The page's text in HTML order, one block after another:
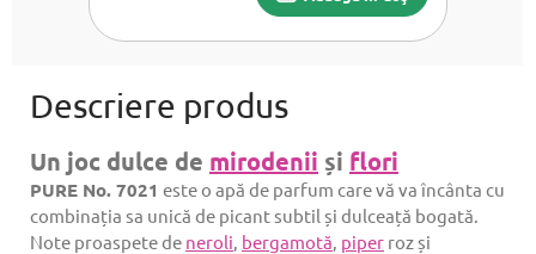
Un joc dulce de mirodenii și flori
PURE No. 7021 este o apă de parfum care vă va încânta cu
combinația sa unică de picant subtil și dulceață bogată.
Note proaspete de neroli, bergamotă, piper roz și